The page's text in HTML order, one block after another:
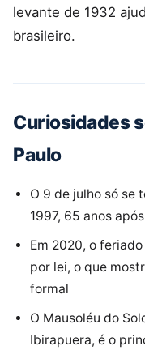
levante de 1932
brasileiro.
Curiosidades
Paulo
O 9 de julho só se
1997, 65 anos
Em 2020, o
por lei, o que
formal
O Mausoléu do
Ibirapuera, é o